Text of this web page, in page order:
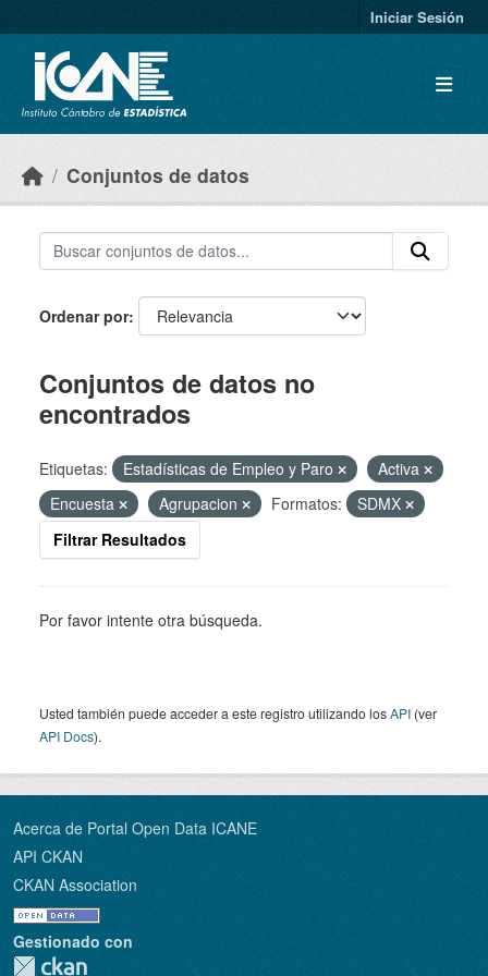
Iniciar Sesión
Conjuntos de datos
Ordenar por
Conjuntos de datos no
encontrados
Etiquetas: Estadísticas de Empleo y Paro
Activa
Encuesta
Agrupacion Formatos:
SDMX
Filtrar Resultados
Por favor intente otra búsqueda.
Usted también puede acceder a este registro utilizando losAPI (ver
API Docs).
Acerca de Portal Open Data ICANE
API CKAN
CKAN Association
Gestionado con